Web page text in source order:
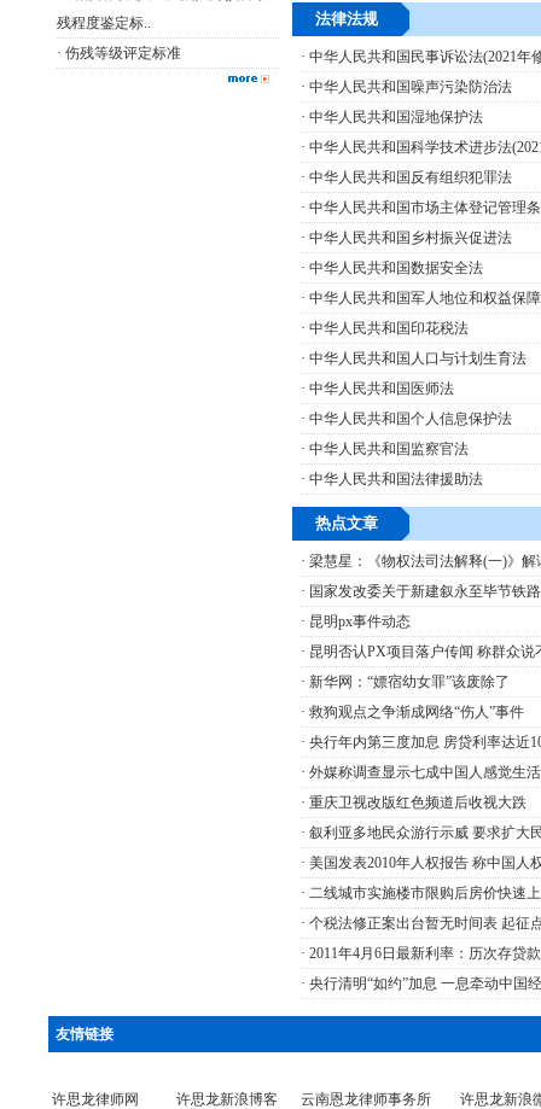
残程度鉴定标..
· 伤残等级评定标准
法律法规
· 中华人民共和国民事诉讼法(2021年
· 中华人民共和国噪声污染防治法
· 中华人民共和国湿地保护法
· 中华人民共和国科学技术进步法
· 中华人民共和国反有组织犯罪法
· 中华人民共和国市场主体登记管理
· 中华人民共和国乡村振兴促进法
· 中华人民共和国数据安全法
· 中华人民共和国军人地位和权益保
· 中华人民共和国印花税法
· 中华人民共和国人口与计划生育法
· 中华人民共和国医师法
· 中华人民共和国个人信息保护法
· 中华人民共和国监察官法
· 中华人民共和国法律援助法
热点文章
· 梁慧星：《物权法司法解释(一)》解
· 国家发改委关于新建叙永至毕节铁
· 昆明px事件动态
· 昆明否认PX项目落户传闻 称群众说
· 新华网：“嫖宿幼女罪”该废除了
· 救狗观点之争渐成网络“伤人”事件
· 央行年内第三度加息 房贷利率达近
· 外媒称调查显示七成中国人感觉生
· 重庆卫视改版红色频道后收视大跌
· 叙利亚多地民众游行示威 要求扩大
· 美国发表2010年人权报告 称中国人
· 二线城市实施楼市限购后房价快速
· 个税法修正案出台暂无时间表 起征
· 2011年4月6日最新利率：历次存贷
· 央行清明“如约”加息 一息牵动中国
友情链接
许思龙律师网 许思龙新浪博客 云南恩龙律师事务所
许思龙新浪